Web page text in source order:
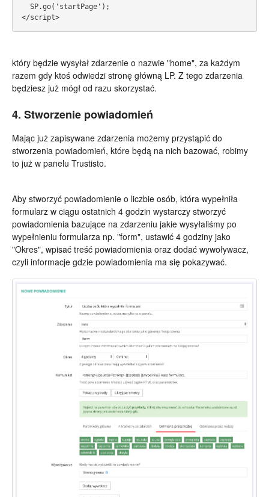
  SP.go('startPage');
</script>
który będzie wysyłał zdarzenie o nazwie "home", za każdym
razem gdy ktoś odwiedzi stronę główną LP. Z tego zdarzenia
będziesz już mógł od razu skorzystać.
4. Stworzenie powiadomień
Mając już zapisywane zdarzenia możemy przystąpić do
stworzenia powiadomień, które będą na nich bazować, robimy
to już w panelu Trustisto.
Aby stworzyć powiadomienie o liczbie osób, która wypełniła
formularz w ciągu ostatnich 4 godzin wystarczy stworzyć
powiadomienia bazujące na zdarzeniu jakie wysyłaliśmy po
wypełnieniu formularza np. "form", ustawić 4 godziny jako
"Okres", wpisać treść powiadomienia oraz dodać wywoływacz,
czyli informacje gdzie powiadomienia ma się pokazywać.